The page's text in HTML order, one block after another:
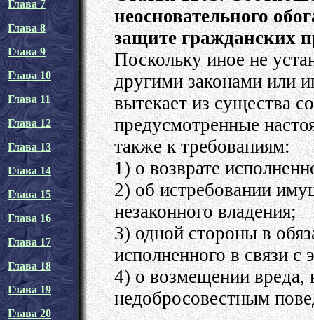
Глава 7
Глава 8
Глава 9
Глава 10
Глава 11
Глава 12
Глава 13
Глава 14
Глава 15
Глава 16
Глава 17
Глава 18
Глава 19
Глава 20
неосновательного
защите гражданских
Поскольку иное не
другими законами или
вытекает из существа
предусмотренные
также к требованиям:
1) о возврате
2) об истребовании
незаконного владения;
3) одной стороны в
исполненного в связи с
4) о возмещении вреда,
недобросовестным